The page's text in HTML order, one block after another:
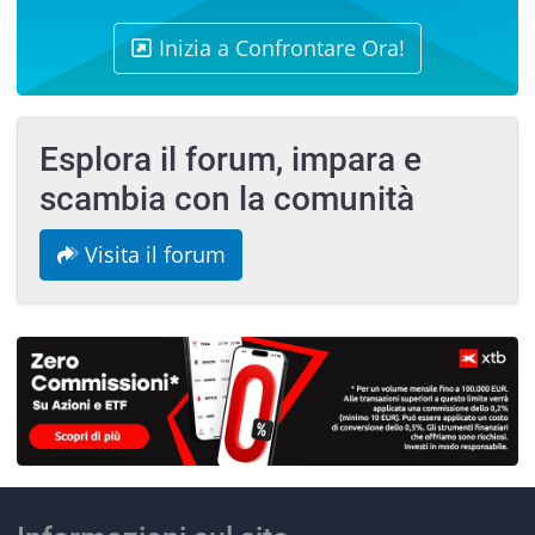
Inizia a Confrontare Ora!
Esplora il forum, impara e
scambia con la comunità
Visita il forum